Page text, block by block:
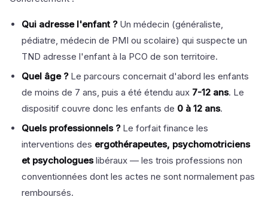
Qui adresse l'enfant ?Un médecin (généraliste,
pédiatre, médecin de PMI ou scolaire) qui suspecte un
TND adresse l'enfant à la PCO de son territoire.
Quel âge ?Le parcours concernait d'abord les enfants
de moins de 7 ans, puis a été étendu aux 7-12 ans. Le
dispositif couvre donc les enfants de 0 à 12 ans.
Quels professionnels ?Le forfait finance les
interventions des ergothérapeutes, psychomotriciens
et psychologueslibéraux — les trois professions non
conventionnées dont les actes ne sont normalement pas
remboursés.